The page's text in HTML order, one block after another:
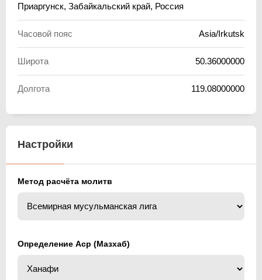
Приаргунск, Забайкальский край, Россия
Часовой пояс Asia/Irkutsk
Широта 50.36000000
Долгота 119.08000000
Настройки
Метод расчёта молитв
Определение Аср (Мазхаб)